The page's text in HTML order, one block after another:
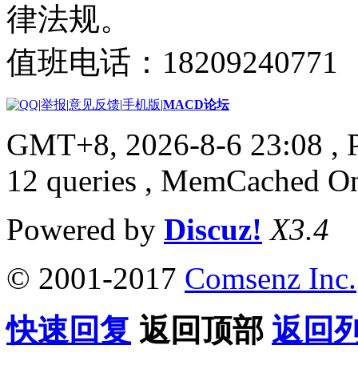
律法规。
值班电话：
|举报|意见反馈|手机版|MACD论坛
GMT+8, 2026-8-6 23:08 ,
12 queries , MemCached
Powered by Discuz! X3.4
© 2001-2017 Comsenz Inc.
快速回复 返回顶部 返回